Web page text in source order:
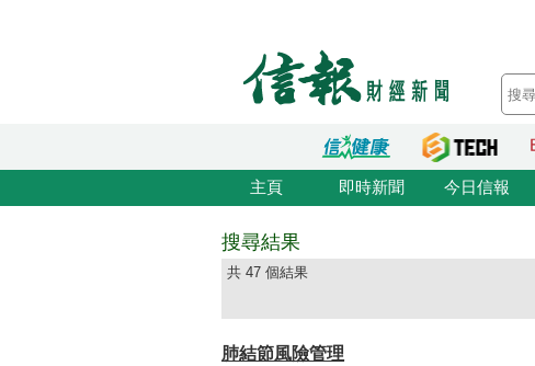
主頁 即時新聞 今日信報
搜尋結果
共 47 個結果
肺結節風險管理